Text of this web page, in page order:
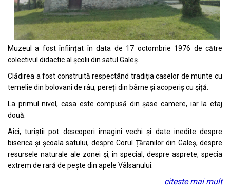
Muzeul a fost înființat în data de 17 octombrie 1976 de către
colectivul didactic al școlii din satul Galeș.
Clădirea a fost construită respectând tradiția caselor de munte cu
temelie din bolovani de râu, pereți din bârne și acoperiș cu șiță.
La primul nivel, casa este compusă din șase camere, iar la etaj
două.
Aici, turiștii pot descoperi imagini vechi și date inedite despre
biserica și școala satului, despre Corul Țăranilor din Galeș, despre
resursele naturale ale zonei și, în special, despre asprete, specia
extrem de rară de pește din apele Vâlsanului.
citeste mai mult